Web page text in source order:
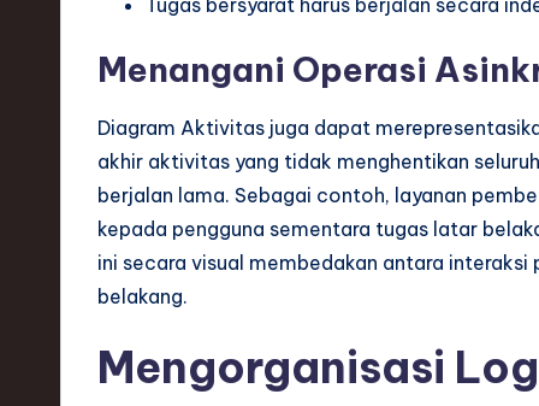
Tugas bersyarat harus berjalan secara
Menangani Operasi
Diagram Aktivitas juga dapat
akhir aktivitas yang tidak menghentikan
berjalan lama. Sebagai contoh, layanan
kepada pengguna sementara tugas latar
ini secara visual membedakan antara
belakang.
Mengorganisasi